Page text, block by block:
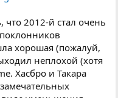
что 2012-й стал очень
хорошая (пожалуй,
неплохой (хотя
Хасбро и Такара